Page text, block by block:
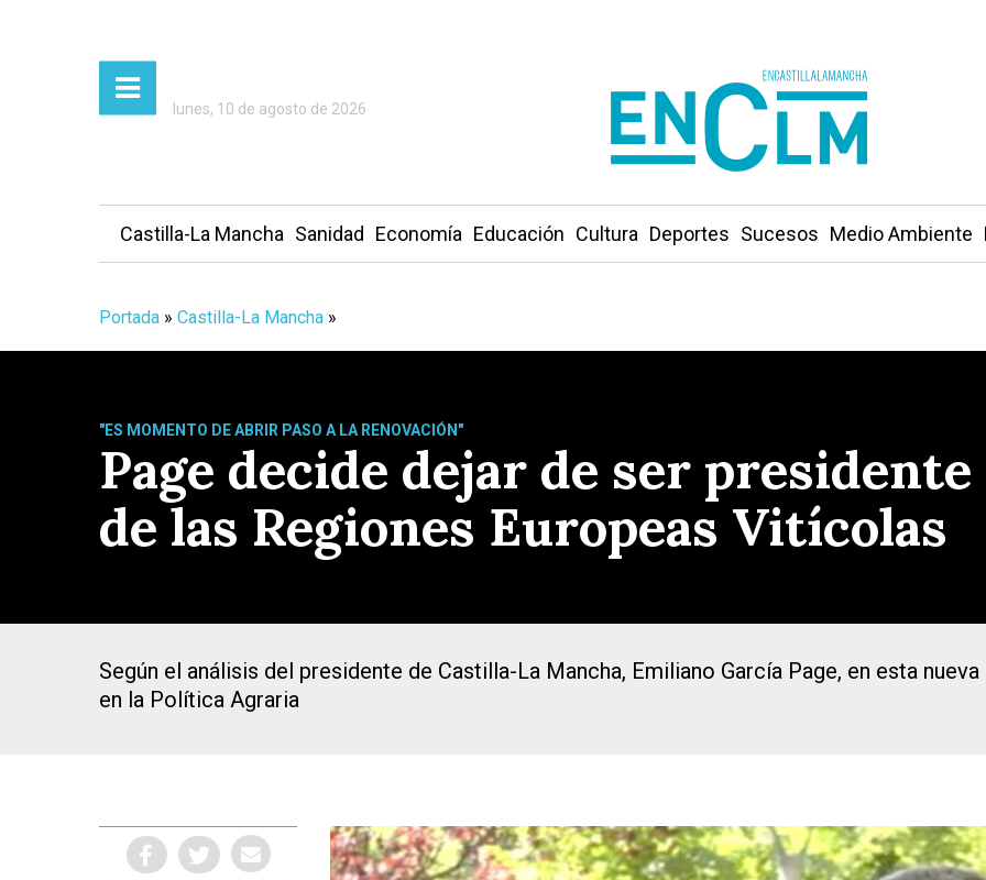
lunes, 10 de agosto de 2026
Castilla-La Mancha Sanidad Economía Educación Cultura Deportes Sucesos Medio Ambiente
Portada » Castilla-La Mancha »
"ES MOMENTO DE ABRIR PASO A LA RENOVACIÓN"
Page decide dejar de ser presidente
de las Regiones Europeas Vitícolas
Según el análisis del presidente de Castilla-La Mancha, Emiliano García Page, en esta
en la Política Agraria